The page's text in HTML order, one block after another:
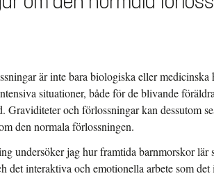
är inte bara biologiska eller medicinska
situationer, både för de blivande
Graviditeter och förlossningar kan dessutom
den normala förlossningen.
undersöker jag hur framtida barnmorskor
det interaktiva och emotionella arbete som